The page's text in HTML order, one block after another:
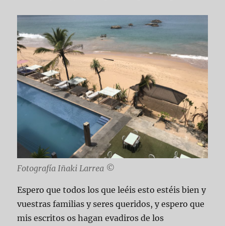
Fotografía Iñaki Larrea ©
Espero que todos los que leéis esto estéis bien y
vuestras familias y seres queridos, y espero que
mis escritos os hagan evadiros de los